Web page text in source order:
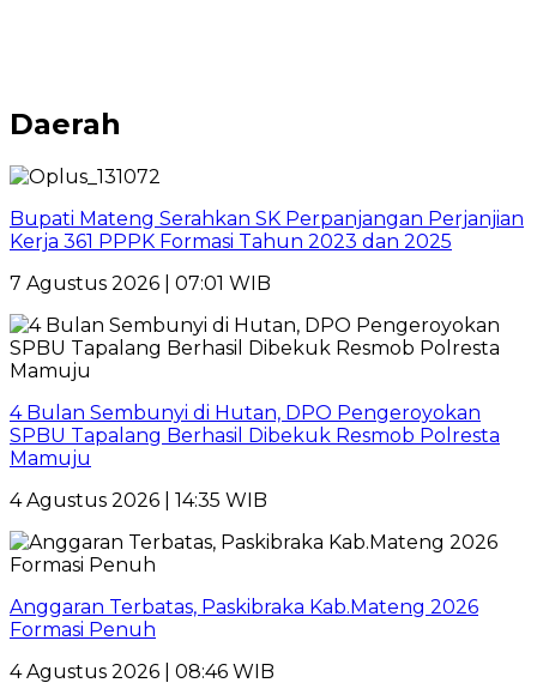
Daerah
Bupati Mateng Serahkan SK Perpanjangan Perjanjian
Kerja 361 PPPK Formasi Tahun 2023 dan 2025
7 Agustus 2026 | 07:01 WIB
4 Bulan Sembunyi di Hutan, DPO Pengeroyokan
SPBU Tapalang Berhasil Dibekuk Resmob Polresta
Mamuju
4 Agustus 2026 | 14:35 WIB
Anggaran Terbatas, Paskibraka Kab.Mateng 2026
Formasi Penuh
4 Agustus 2026 | 08:46 WIB